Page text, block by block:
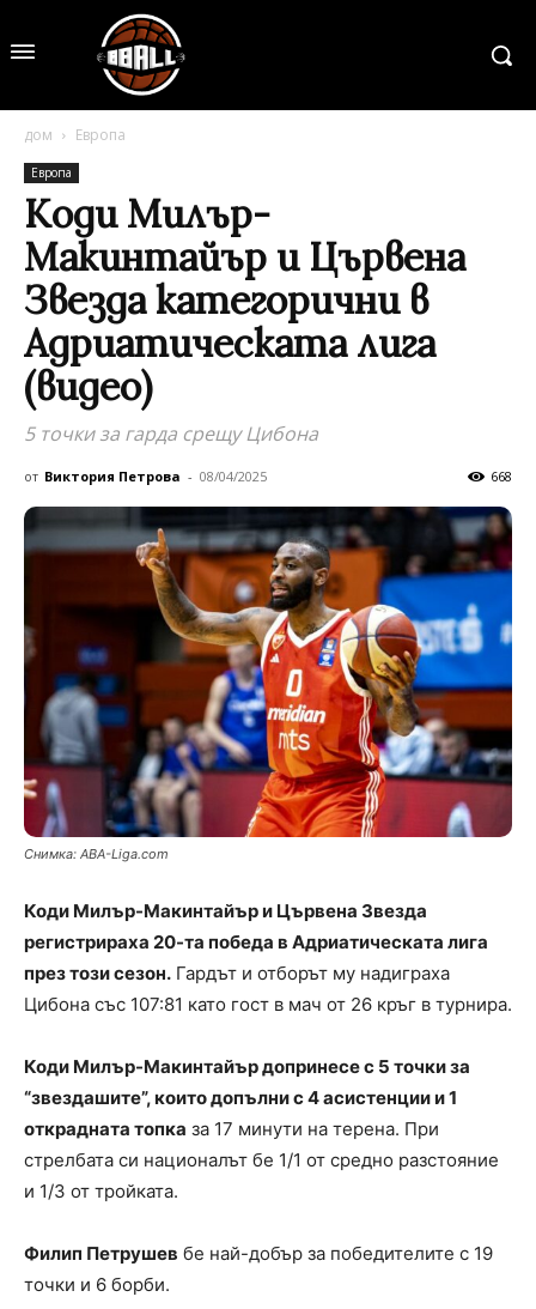
дом Европа
Европа
Коди Милър-
Макинтайър и Цървена
Звезда категорични в
Адриатическата лига
(видео)
5 точки за гарда срещу Цибона
от Виктория Петрова - 08/04/2025 668
Снимка: ABA-Liga.com
Коди Милър-Макинтайър и Цървена Звезда
регистрираха 20-та победа в Адриатическата лига
през този сезон. Гардът и отборът му надиграха
Цибона със 107:81 като гост в мач от 26 кръг в турнира.
Коди Милър-Макинтайър допринесе с 5 точки за
“звездашите”, които допълни с 4 асистенции и 1
открадната топка за 17 минути на терена. При
стрелбата си националът бе 1/1 от средно разстояние
и 1/3 от тройката.
Филип Петрушев бе най-добър за победителите с 19
точки и 6 борби.